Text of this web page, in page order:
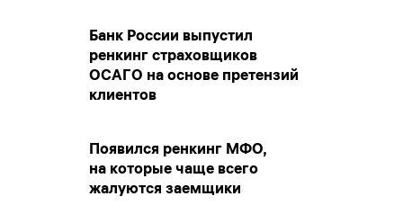
Банк России выпустил
ренкинг страховщиков
ОСАГО на основе претензий
клиентов
Появился ренкинг МФО,
на которые чаще всего
жалуются заемщики